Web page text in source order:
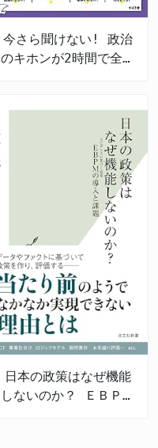
今さら聞けない! 政治
のキホンが2時間で全部
日本の政策はなぜ機能
しないのか？ ＥＢＰＭ